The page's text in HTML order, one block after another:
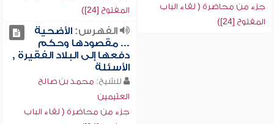
جزء من محاضرة ( لقاء الباب
المفتوح [24])
المفتوح [24])
الفهرس:الأضحية
... مقصودها وحكم
دفعها إلى البلاد الفقيرة ,
الأسئلة
للشيخ: محمد بن صالح
العثيمين
جزء من محاضرة ( لقاء الباب